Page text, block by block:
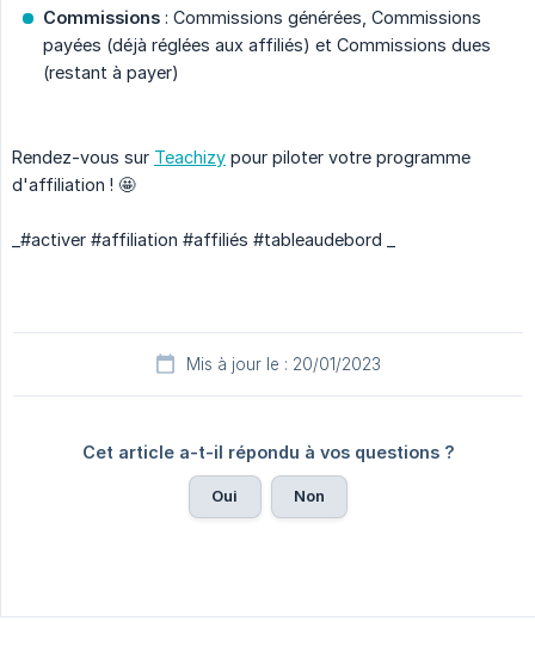
Commissions : Commissions générées, Commissions
payées (déjà réglées aux affiliés) et Commissions dues
(restant à payer)
Rendez-vous sur Teachizy pour piloter votre programme
d'affiliation ! 🤩
_#activer #affiliation #affiliés #tableaudebord _
Mis à jour le : 20/01/2023
Cet article a-t-il répondu à vos questions ?
Oui Non